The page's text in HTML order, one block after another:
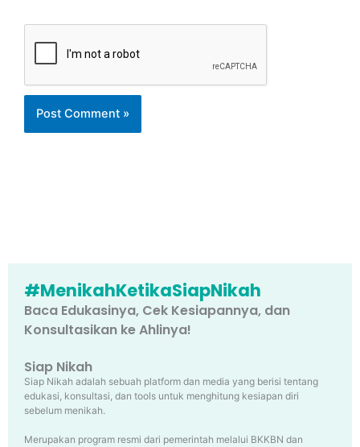
#MenikahKetikaSiapNikah
Baca Edukasinya, Cek Kesiapannya, dan
Konsultasikan ke Ahlinya!
Siap Nikah
Siap Nikah adalah sebuah platform dan media yang berisi tentang
edukasi, konsultasi, dan tools untuk menghitung kesiapan diri
sebelum menikah.
Merupakan program resmi dari pemerintah melalui BKKBN dan